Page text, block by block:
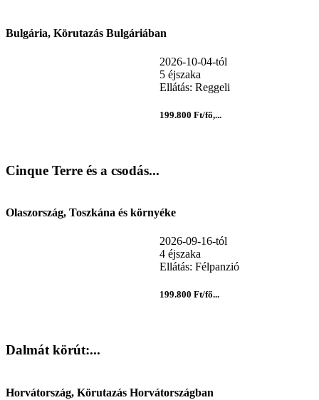
Bulgária, Körutazás Bulgáriában
2026-10-04-tól
5 éjszaka
Ellátás: Reggeli
199.800 Ft/fő,...
Cinque Terre és a csodás...
Olaszország, Toszkána és környéke
2026-09-16-tól
4 éjszaka
Ellátás: Félpanzió
199.800 Ft/fő...
Dalmát körút:...
Horvátország, Körutazás Horvátországban